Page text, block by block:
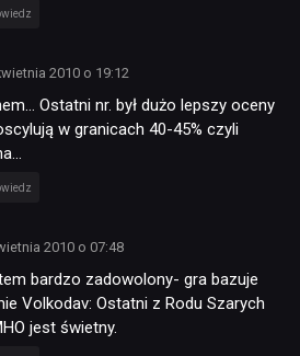
2010 o 19:12
Ostatni nr. był dużo lepszy oceny
w granicach 40-45% czyli
2010 o 07:48
bardzo zadowolony- gra bazuje
Volkodav: Ostatni z Rodu Szarych
jest świetny.